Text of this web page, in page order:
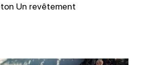
Un revêtement